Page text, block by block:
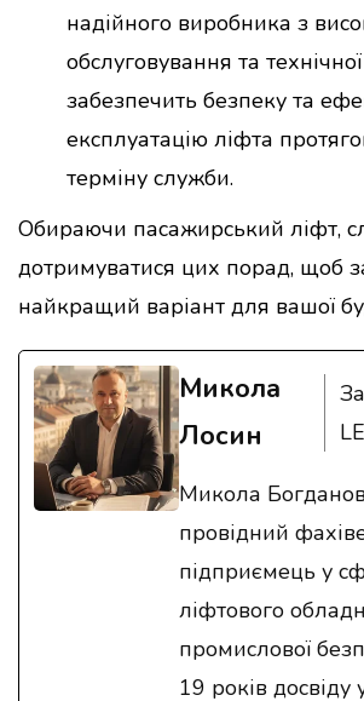
надійного виробника з
обслуговування та
забезпечить безпеку та
експлуатацію ліфта
терміну служби.
Обираючи пасажирський ліфт,
дотримуватися цих порад, щоб
найкращий варіант для вашої
Микола
Лосин
Микола
провідний
підприємець у
ліфтового
промислової
19 років досвіду